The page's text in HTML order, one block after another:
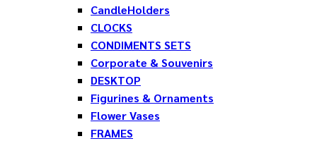
CandleHolders
CLOCKS
CONDIMENTS SETS
Corporate & Souvenirs
DESKTOP
Figurines & Ornaments
Flower Vases
FRAMES